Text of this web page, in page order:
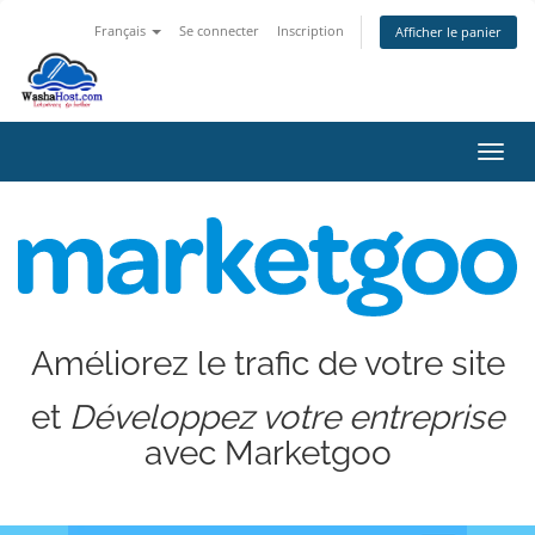
Français Se connecter Inscription Afficher le panier
Améliorez le trafic de votre site
et Développez votre entreprise
avec Marketgoo